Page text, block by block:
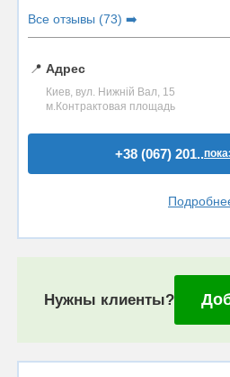
Все отзывы (73) ➡️
📍 Адрес
Киев, вул. Нижній Вал, 15
м.Контрактовая площадь
+38 (067) 201..
Нужны клиенты?